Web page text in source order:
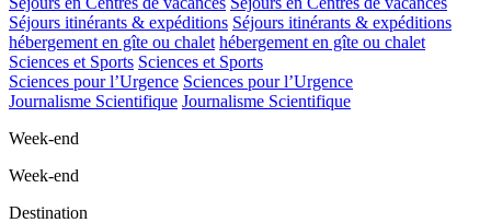
Séjours itinérants & expéditions Séjours itinérants & expéditions
hébergement en gîte ou chalet hébergement en gîte ou chalet
Sciences et Sports Sciences et Sports
Sciences pour l’Urgence Sciences pour l’Urgence
Journalisme Scientifique Journalisme Scientifique
Week-end
Week-end
Destination